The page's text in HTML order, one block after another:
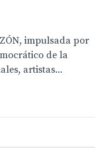
impulsada por
de la
artistas...